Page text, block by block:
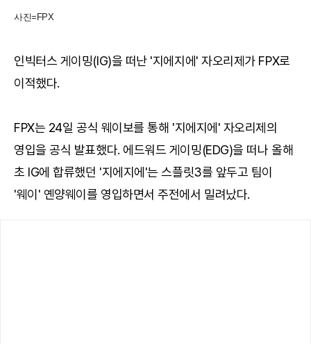
사진=FPX
인빅터스 게이밍(IG)을 떠난 '지에지에' 자오리제가 FPX로
이적했다.
FPX는 24일 공식 웨이보를 통해 '지에지에' 자오리제의
영입을 공식 발표했다. 에드워드 게이밍(EDG)을 떠나 올해
초 IG에 합류했던 '지에지에'는 스플릿3를 앞두고 팀이
'웨이' 옌양웨이를 영입하면서 주전에서 밀려났다.